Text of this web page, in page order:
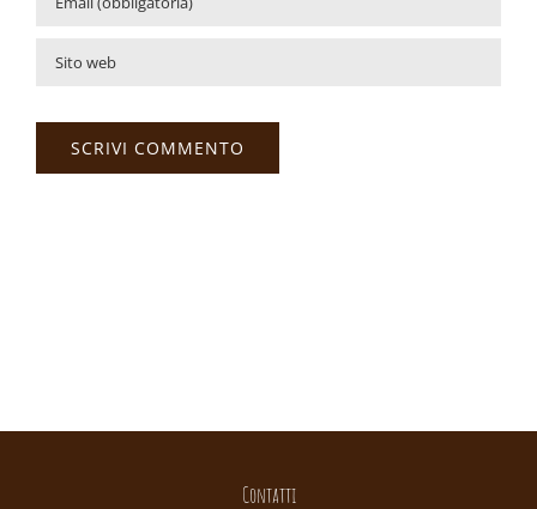
Contatti